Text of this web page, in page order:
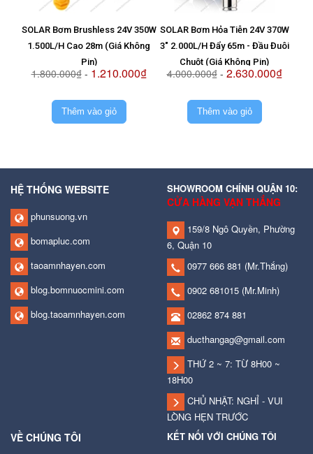
SOLAR Bơm Brushless 24V 350W
1.500L/H Cao 28m (Giá Không
Pin)
1.800.000₫- 1.210.000₫
Thêm vào giỏ
SOLAR Bơm Hỏa Tiễn 24V 370W
3" 2.000L/H Đẩy 65m - Đầu Đuôi
Chuột (Giá Không Pin)
4.000.000₫- 2.630.000₫
Thêm vào giỏ
HỆ THỐNG WEBSITE
phunsuong.vn
bomapluc.com
taoamnhayen.com
blog.bomnuocmini.com
blog.taoamnhayen.com
SHOWROOM CHÍNH QUẬN 10:
CỬA HÀNG VẠN THẮNG
159/8 Ngô Quyền, Phường
6, Quận 10
0977 666 881 (Mr.Thắng)
0902 681015 (Mr.Minh)
02862 874 881
ducthangag@gmail.com
THỨ 2 ~ 7: TỪ 8H00 ~
18H00
CHỦ NHẬT: NGHỈ - VUI
LÒNG HẸN TRƯỚC
VỀ CHÚNG TÔI KẾT NỐI VỚI CHÚNG TÔI